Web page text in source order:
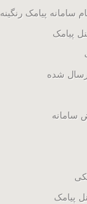
سامانه پیامک رنگینه
پیامک
شده
سامانه
پیامک